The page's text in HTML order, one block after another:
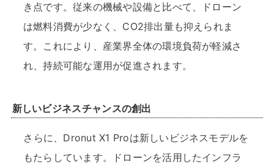
き点です。従来の機械や設備と比べて、ドローン
は燃料消費が少なく、CO2排出量も抑えられま
す。これにより、産業界全体の環境負荷が軽減さ
れ、持続可能な運用が促進されます。
新しいビジネスチャンスの創出
さらに、Dronut X1 Proは新しいビジネスモデルを
もたらしています。ドローンを活用したインフラ